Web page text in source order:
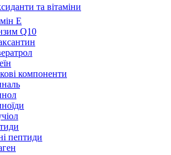
та вітаміни
Е
Q10
компоненти
пептиди